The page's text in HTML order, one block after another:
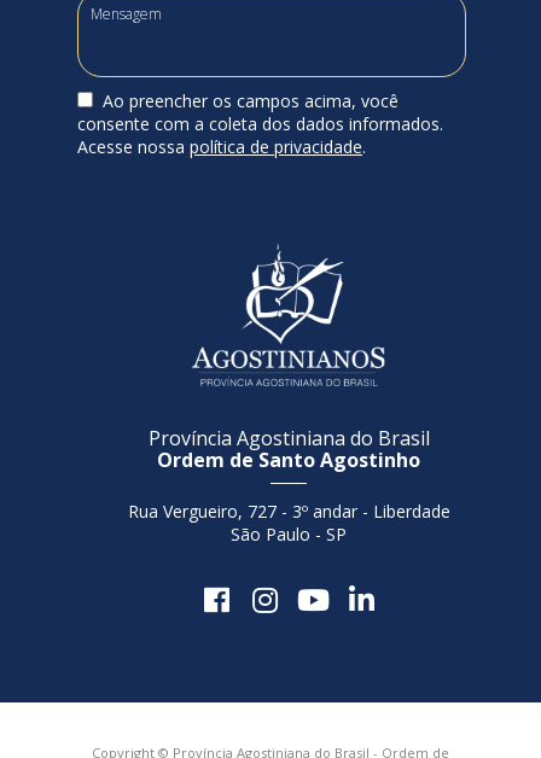
Ao preencher os campos acima, você
consente com a coleta dos dados informados.
Acesse nossa política de privacidade.
Província Agostiniana do Brasil
Ordem de Santo Agostinho
Rua Vergueiro, 727 - 3º andar - Liberdade
São Paulo - SP
Copyright © Província Agostiniana do Brasil - Ordem de